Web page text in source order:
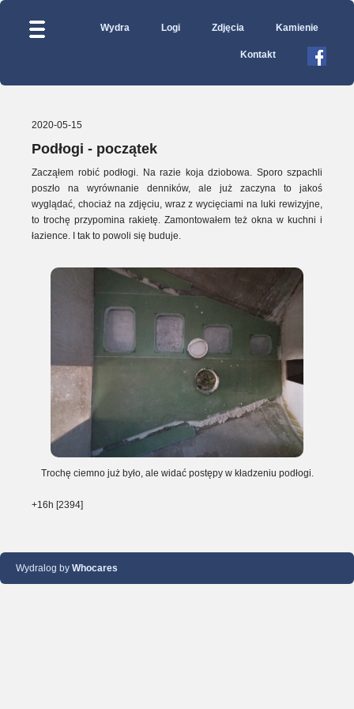
Wydra Logi Zdjęcia Kamienie
Kontakt
2020-05-15
Podłogi - początek
Zacząłem robić podłogi. Na razie koja dziobowa. Sporo szpachli
poszło na wyrównanie denników, ale już zaczyna to jakoś
wyglądać, chociaż na zdjęciu, wraz z wycięciami na luki rewizyjne,
to trochę przypomina rakietę. Zamontowałem też okna w kuchni i
łazience. I tak to powoli się buduje.
Trochę ciemno już było, ale widać postępy w kładzeniu podłogi.
+16h [2394]
Wydralog by Whocares